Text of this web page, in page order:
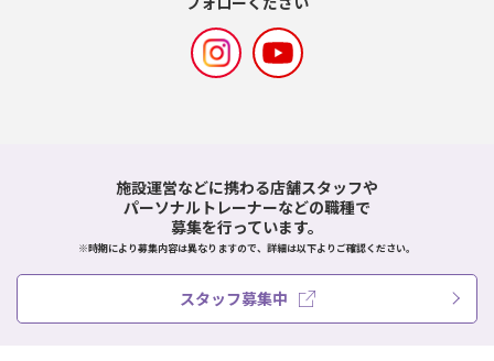
施設運営などに携わる店舗スタッフや
パーソナルトレーナーなどの職種で
募集を行っています。
※時期により募集内容は異なりますので、詳細は以下よりご確認ください。
スタッフ募集中